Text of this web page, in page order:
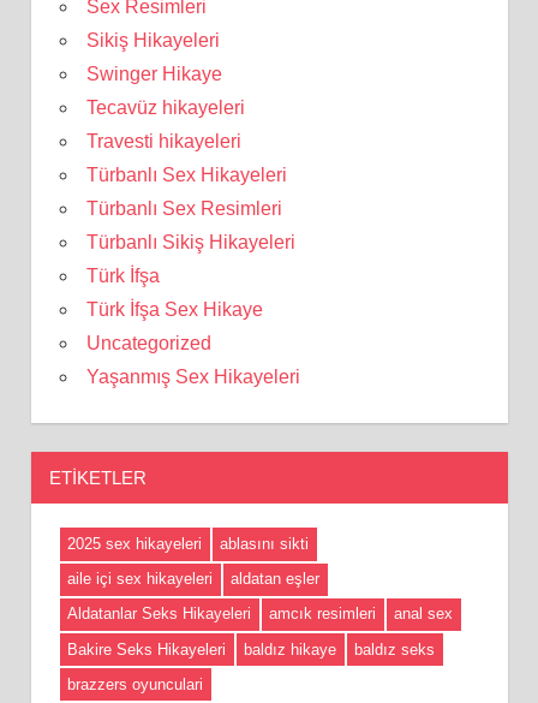
Sex Resimleri
Sikiş Hikayeleri
Swinger Hikaye
Tecavüz hikayeleri
Travesti hikayeleri
Türbanlı Sex Hikayeleri
Türbanlı Sex Resimleri
Türbanlı Sikiş Hikayeleri
Türk İfşa
Türk İfşa Sex Hikaye
Uncategorized
Yaşanmış Sex Hikayeleri
ETIKETLER
2025 sex hikayeleri
ablasını sikti
aile içi sex hikayeleri
aldatan eşler
Aldatanlar Seks Hikayeleri
amcık resimleri
anal sex
Bakire Seks Hikayeleri
baldız hikaye
baldız seks
brazzers oyunculari